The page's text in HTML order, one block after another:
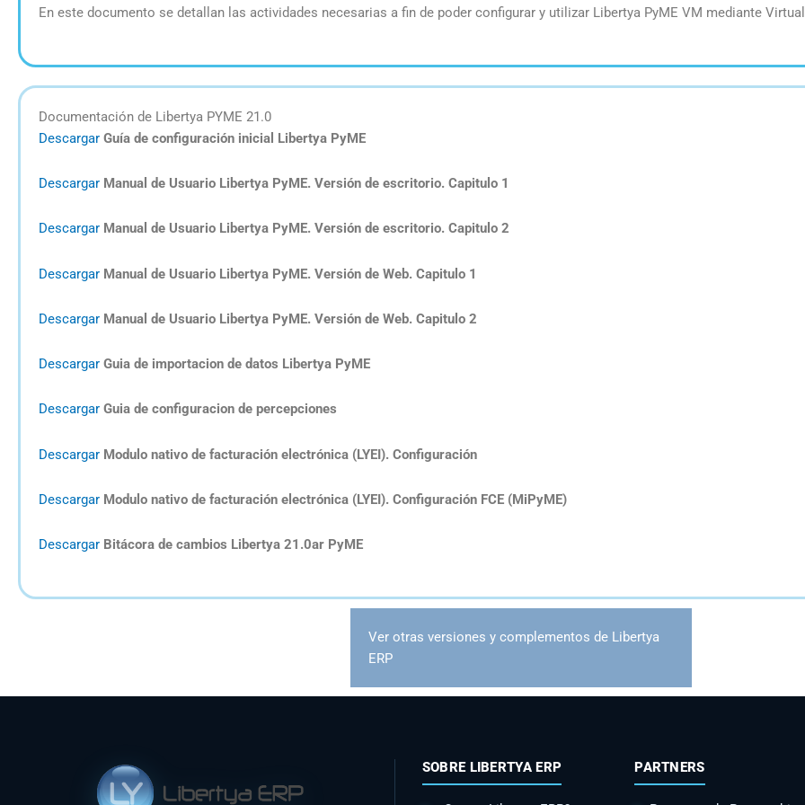
En este documento se detallan las actividades necesarias a fin de poder configurar y utilizar Libertya PyME VM mediante
Documentación de Libertya PYME 21.0
Descargar Guía de configuración inicial Libertya PyME
Descargar Manual de Usuario Libertya PyME. Versión de escritorio. Capitulo 1
Descargar Manual de Usuario Libertya PyME. Versión de escritorio. Capitulo 2
Descargar Manual de Usuario Libertya PyME. Versión de Web. Capitulo 1
Descargar Manual de Usuario Libertya PyME. Versión de Web. Capitulo 2
Descargar Guia de importacion de datos Libertya PyME
Descargar Guia de configuracion de percepciones
Descargar Modulo nativo de facturación electrónica (LYEI). Configuración
Descargar Modulo nativo de facturación electrónica (LYEI). Configuración FCE (MiPyME)
Descargar Bitácora de cambios Libertya 21.0ar PyME
Ver otras versiones y complementos de Libertya
ERP
SOBRE LIBERTYA ERP PARTNERS